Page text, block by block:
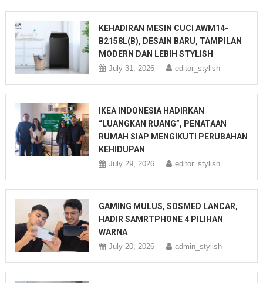
KEHADIRAN MESIN CUCI AWM14-
B2158L(B), DESAIN BARU, TAMPILAN
MODERN DAN LEBIH STYLISH
July 31, 2026 editor_stylish
IKEA INDONESIA HADIRKAN
“LUANGKAN RUANG”, PENATAAN
RUMAH SIAP MENGIKUTI PERUBAHAN
KEHIDUPAN
July 29, 2026 editor_stylish
GAMING MULUS, SOSMED LANCAR,
HADIR SAMRTPHONE 4 PILIHAN
WARNA
July 20, 2026 admin_stylish